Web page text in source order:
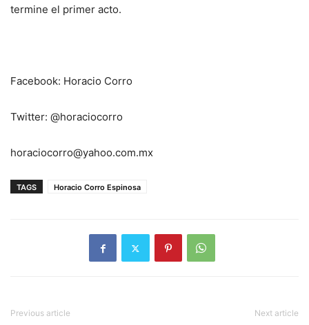
termine el primer acto.
Facebook: Horacio Corro
Twitter: @horaciocorro
horaciocorro@yahoo.com.mx
TAGS Horacio Corro Espinosa
Previous article Next article